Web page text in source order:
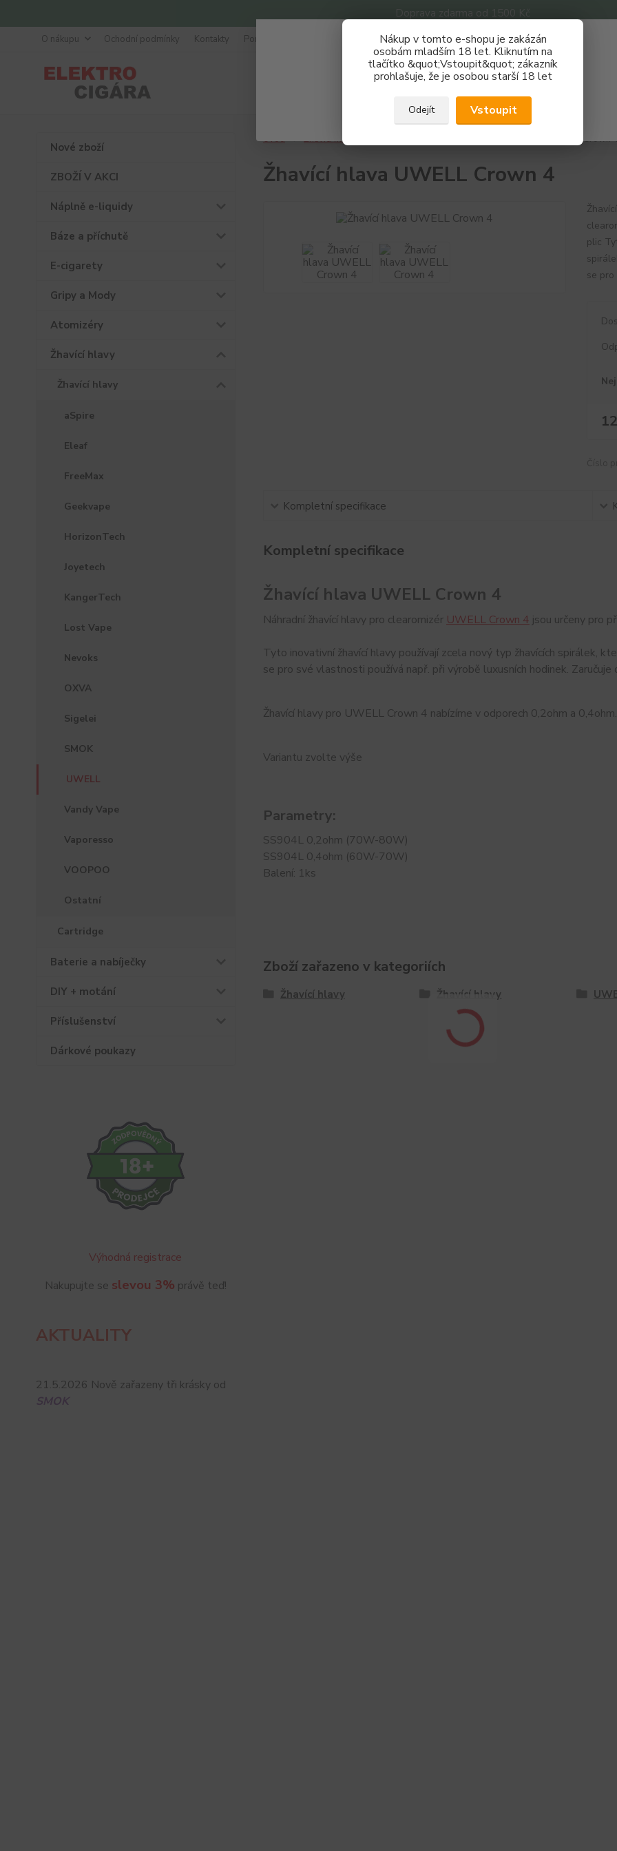
Doprava zdarma od 1500 Kč
Nákup v tomto e-shopu je zakázán
osobám mladším 18 let. Kliknutím na
tlačítko &quot;Vstoupit&quot; zákazník
prohlašuje, že je osobou starší 18 let
Odejít Vstoupit
O nákupu Ochodní podmínky Kontakty Poradna
Hledat
Nové zboží
ZBOŽÍ V AKCI
Náplně e-liquidy
Báze a příchutě
E-cigarety
Gripy a Mody
Atomizéry
Žhavící hlavy
Žhavící hlavy
aSpire
Eleaf
FreeMax
Geekvape
HorizonTech
Joyetech
KangerTech
Lost Vape
Nevoks
OXVA
Sigelei
SMOK
UWELL
Vandy Vape
Vaporesso
VOOPOO
Ostatní
Cartridge
Baterie a nabíječky
DIY + motání
Příslušenství
Dárkové poukazy
Výhodná registrace
Nakupujte se slevou 3% právě teď!
AKTUALITY
21.5.2026 Nově zařazeny tři krásky od
SMOK
Úvod Žhavící hlavy Žhavící hlava UWELL Crown
Žhavící hlava UWELL Crown 4
plic
se
Kompletní specifikace
Kompletní specifikace
Žhavící hlava UWELL Crown 4
Náhradní žhavící hlavy pro clearomizér UWELL Crown 4 jsou určeny pro
Tyto inovativní žhavící hlavy používají zcela nový typ žhavících spirálek,
se pro své vlastnosti používá např. při výrobě luxusních hodinek.
Žhavící hlavy pro UWELL Crown 4 nabízíme v odporech 0,2ohm a 0,4ohm.
Variantu zvolte výše
Parametry:
SS904L 0,2ohm (70W-80W)
SS904L 0,4ohm (60W-70W)
Balení: 1ks
Zboží zařazeno v kategoriích
Žhavící hlavy Žhavící hlavy
Získej slevu 3%
Zaregistruj se a nakupuj se slevou právě teď!
REGISTRAČNÍ FORMULÁŘ
Zavřít